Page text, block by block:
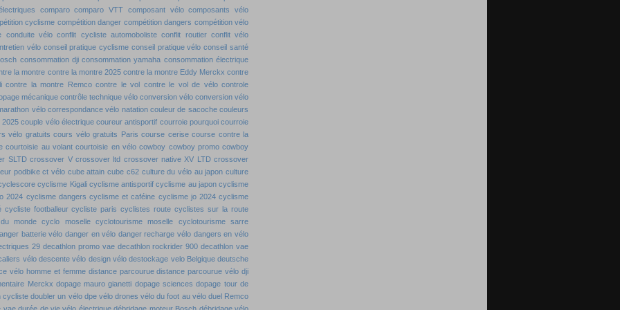
comparo comparo VTT composant vélo composants vélo
cyclisme compétition danger compétition dangers compétition vélo
conduite vélo conflit cycliste automoboliste conflit routier conflit vélo
vélo conseil pratique cyclisme conseil pratique vélo conseil santé
consommation dji consommation yamaha consommation électrique
la montre contre la montre 2025 contre la montre Eddy Merckx contre
contre la montre Remco contre le vol contre le vol de vélo controle
mécanique contrôle technique vélo conversion vélo conversion vélo
vélo correspondance vélo natation couleur de sacoche couleurs
2025 couple vélo électrique coureur antisportif courroie pourquoi courroie
vélo gratuits cours vélo gratuits Paris course cerise course contre la
courtoisie au volant courtoisie en vélo cowboy cowboy promo cowboy
SLTD crossover V crossover ltd crossover native XV LTD crossover
podbike ct vélo cube attain cube c62 culture du vélo au japon culture
cyclisme Kigali cyclisme antisportif cyclisme au japon cyclisme
2024 cyclisme dangers cyclisme et caféine cyclisme jo 2024 cyclisme
cycliste footballeur cycliste paris cyclistes route cyclistes sur la route
monde cyclo moselle cyclotourisme moselle
cyclotourisme sarre
batterie vélo danger en vélo danger recharge vélo dangers en vélo
29 decathlon promo vae decathlon rockrider 900 decathlon vae
vélo descente vélo design vélo destockage velo Belgique deutsche
vélo homme et femme distance parcourue distance parcourue vélo dji
Merckx dopage mauro gianetti dopage sciences dopage tour de
cycliste doubler un vélo dpe vélo drones vélo du foot au vélo duel Remco